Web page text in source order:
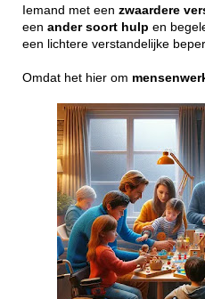
Iemand met een zwaardere
een ander soort hulp en
een lichtere verstandelijke
Omdat het hier om